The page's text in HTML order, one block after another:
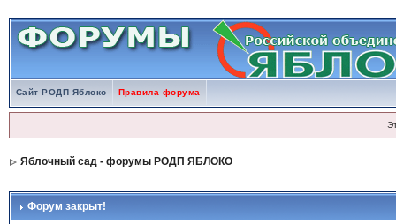
Сайт РОДП Яблоко Правила форума
Яблочный сад - форумы РОДП ЯБЛОКО
Форум закрыт!